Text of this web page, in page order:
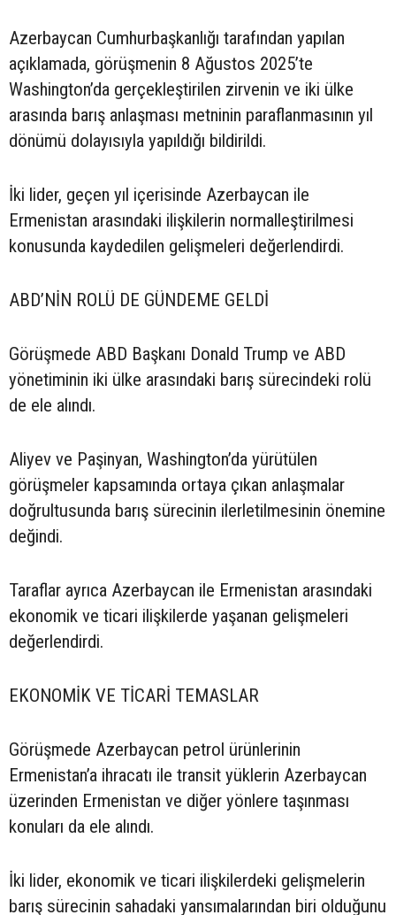
Azerbaycan Cumhurbaşkanlığı tarafından yapılan
açıklamada, görüşmenin 8 Ağustos 2025’te
Washington’da gerçekleştirilen zirvenin ve iki ülke
arasında barış anlaşması metninin paraflanmasının yıl
dönümü dolayısıyla yapıldığı bildirildi.
İki lider, geçen yıl içerisinde Azerbaycan ile
Ermenistan arasındaki ilişkilerin normalleştirilmesi
konusunda kaydedilen gelişmeleri değerlendirdi.
ABD’NİN ROLÜ DE GÜNDEME GELDİ
Görüşmede ABD Başkanı Donald Trump ve ABD
yönetiminin iki ülke arasındaki barış sürecindeki rolü
de ele alındı.
Aliyev ve Paşinyan, Washington’da yürütülen
görüşmeler kapsamında ortaya çıkan anlaşmalar
doğrultusunda barış sürecinin ilerletilmesinin önemine
değindi.
Taraflar ayrıca Azerbaycan ile Ermenistan arasındaki
ekonomik ve ticari ilişkilerde yaşanan gelişmeleri
değerlendirdi.
EKONOMİK VE TİCARİ TEMASLAR
Görüşmede Azerbaycan petrol ürünlerinin
Ermenistan’a ihracatı ile transit yüklerin Azerbaycan
üzerinden Ermenistan ve diğer yönlere taşınması
konuları da ele alındı.
İki lider, ekonomik ve ticari ilişkilerdeki gelişmelerin
barış sürecinin sahadaki yansımalarından biri olduğunu